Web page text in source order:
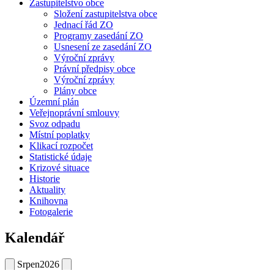
Zastupitelstvo obce
Složení zastupitelstva obce
Jednací řád ZO
Programy zasedání ZO
Usnesení ze zasedání ZO
Výroční zprávy
Právní předpisy obce
Výroční zprávy
Plány obce
Územní plán
Veřejnoprávní smlouvy
Svoz odpadu
Místní poplatky
Klikací rozpočet
Statistické údaje
Krizové situace
Historie
Aktuality
Knihovna
Fotogalerie
Kalendář
Srpen2026